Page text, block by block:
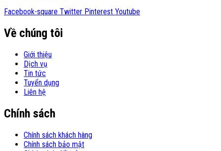
Facebook-square Twitter Pinterest Youtube
Về chúng tôi
Giới thiệu
Dịch vụ
Tin tức
Tuyển dụng
Liên hệ
Chính sách
Chính sách khách hàng
Chính sách bảo mật